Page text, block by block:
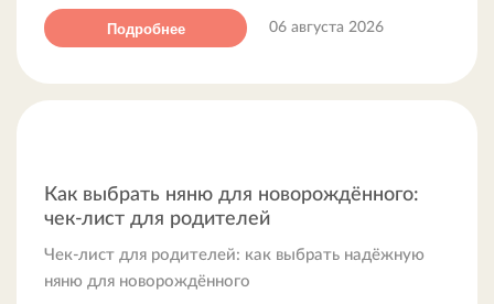
Подробнее 06 августа 2026
Как выбрать няню для новорождённого:
чек-лист для родителей
Чек-лист для родителей: как выбрать надёжную
няню для новорождённого